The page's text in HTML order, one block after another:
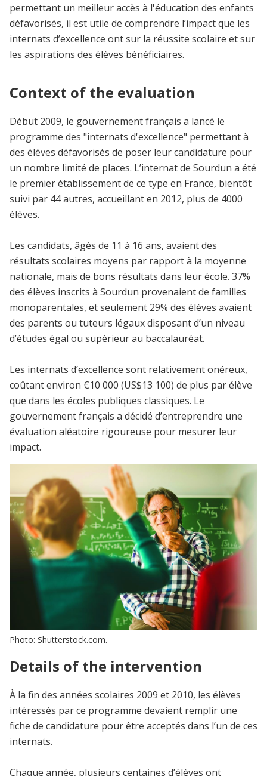
permettant un meilleur accès à l'éducation des enfants
défavorisés, il est utile de comprendre l’impact que les
internats d’excellence ont sur la réussite scolaire et sur
les aspirations des élèves bénéficiaires.
Context of the evaluation
Début 2009, le gouvernement français a lancé le
programme des "internats d'excellence" permettant à
des élèves défavorisés de poser leur candidature pour
un nombre limité de places. L’internat de Sourdun a été
le premier établissement de ce type en France, bientôt
suivi par 44 autres, accueillant en 2012, plus de 4000
élèves.
Les candidats, âgés de 11 à 16 ans, avaient des
résultats scolaires moyens par rapport à la moyenne
nationale, mais de bons résultats dans leur école. 37%
des élèves inscrits à Sourdun provenaient de familles
monoparentales, et seulement 29% des élèves avaient
des parents ou tuteurs légaux disposant d’un niveau
d’études égal ou supérieur au baccalauréat.
Les internats d’excellence sont relativement onéreux,
coûtant environ €10 000 (US$13 100) de plus par élève
que dans les écoles publiques classiques. Le
gouvernement français a décidé d’entreprendre une
évaluation aléatoire rigoureuse pour mesurer leur
impact.
Photo: Shutterstock.com.
Details of the intervention
À la fin des années scolaires 2009 et 2010, les élèves
intéressés par ce programme devaient remplir une
fiche de candidature pour être acceptés dans l’un de ces
internats.
Chaque année, plusieurs centaines d’élèves ont